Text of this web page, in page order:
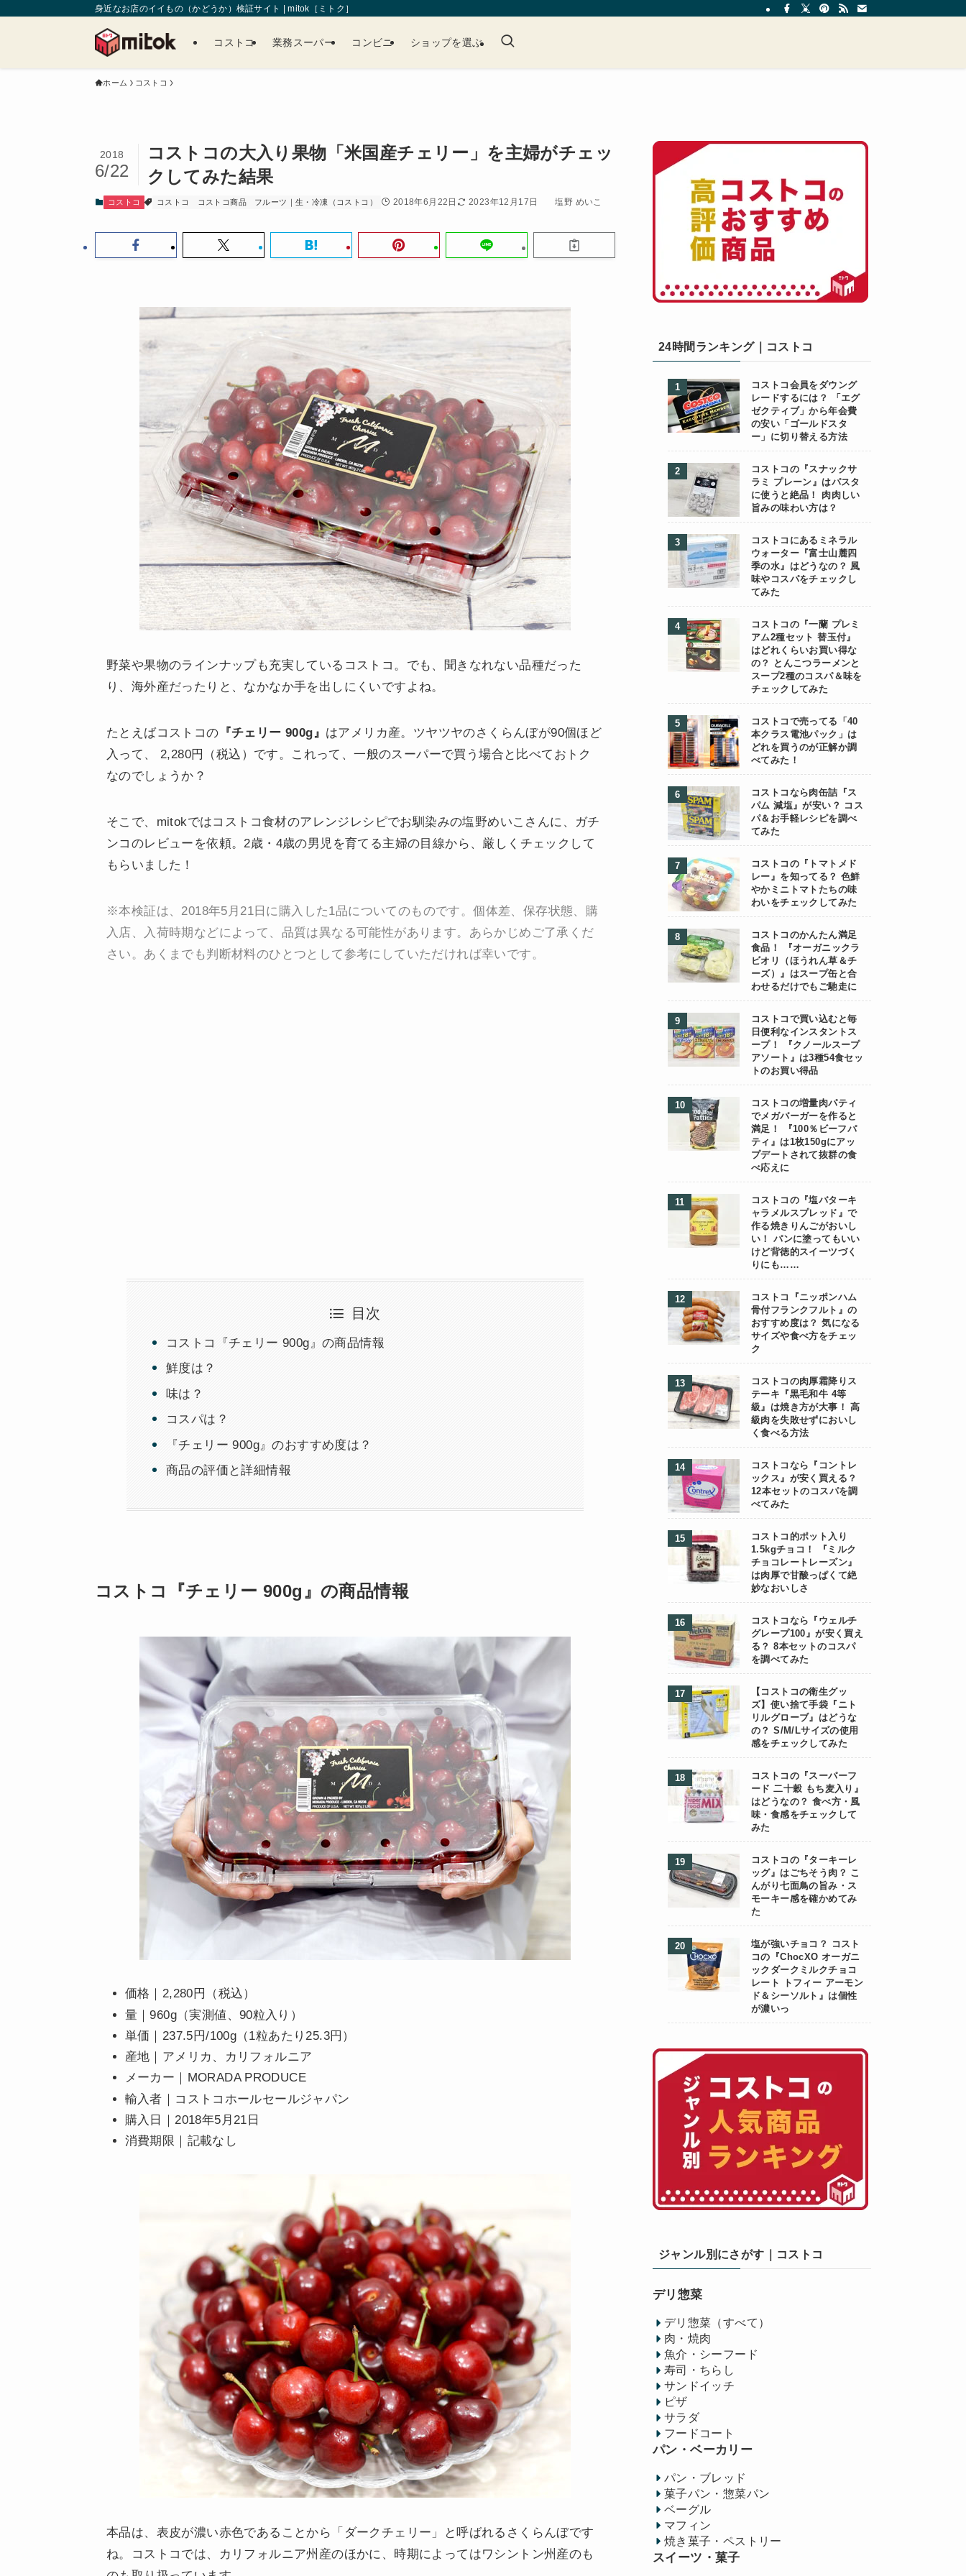
身近なお店のイイもの（かどうか）検証サイト | mitok［ミトク］
コストコ 業務スーパー コンビニ ショップを選ぶ
ホーム コストコ
コストコの大入り果物「米国産チェリー」を主婦がチェッ
クしてみた結果
2018
6/22
コストコ コストコ コストコ商品 フルーツ｜生・冷凍（コストコ） 2018年6月22日 2023年12月17日 塩野 めいこ
野菜や果物のラインナップも充実しているコストコ。でも、聞きなれない品種だった
り、海外産だったりと、なかなか手を出しにくいですよね。
たとえばコストコの 『チェリー 900g』 はアメリカ産。ツヤツヤのさくらんぼが90個ほど
入って、 2,280円（税込）です。これって、一般のスーパーで買う場合と比べておトク
なのでしょうか？
そこで、mitokではコストコ食材のアレンジレシピでお馴染みの塩野めいこさんに、ガチ
ンコのレビューを依頼。2歳・4歳の男児を育てる主婦の目線から、厳しくチェックして
もらいました！
※本検証は、2018年5月21日に購入した1品についてのものです。個体差、保存状態、購
入店、入荷時期などによって、品質は異なる可能性があります。あらかじめご了承くだ
さい。あくまでも判断材料のひとつとして参考にしていただければ幸いです。
目次
コストコ『チェリー 900g』の商品情報
鮮度は？
味は？
コスパは？
『チェリー 900g』のおすすめ度は？
商品の評価と詳細情報
コストコ『チェリー 900g』の商品情報
価格｜2,280円（税込）
量｜960g（実測値、90粒入り）
単価｜237.5円/100g（1粒あたり25.3円）
産地｜アメリカ、カリフォルニア
メーカー｜MORADA PRODUCE
輸入者｜コストコホールセールジャパン
購入日｜2018年5月21日
消費期限｜記載なし
本品は、表皮が濃い赤色であることから「ダークチェリー」と呼ばれるさくらんぼです
ね。コストコでは、カリフォルニア州産のほかに、時期によってはワシントン州産のも
24時間ランキング｜コストコ
コストコ会員をダウング
レードするには？ 「エグ
ゼクティブ」から年会費
の安い「ゴールドスタ
ー」に切り替える方法
コストコの『スナックサ
ラミ プレーン』はパスタ
に使うと絶品！ 肉肉しい
旨みの味わい方は？
コストコにあるミネラル
ウォーター『富士山麓四
季の水』はどうなの？ 風
味やコスパをチェックし
てみた
コストコの『一蘭 プレミ
アム2種セット 替玉付』
はどれくらいお買い得な
の？ とんこつラーメンと
スープ2種のコスパ＆味を
チェックしてみた
コストコで売ってる「40
本クラス電池パック」は
どれを買うのが正解か調
べてみた！
コストコなら肉缶詰『ス
パム 減塩』が安い？ コス
パ＆お手軽レシピを調べ
てみた
コストコの『トマトメド
レー』を知ってる？ 色鮮
やかミニトマトたちの味
わいをチェックしてみた
コストコのかんたん満足
食品！ 『オーガニックラ
ビオリ（ほうれん草＆チ
ーズ）』はスープ缶と合
わせるだけでもご馳走に
コストコで買い込むと毎
日便利なインスタントス
ープ！ 『クノールスープ
アソート』は3種54食セッ
トのお買い得品
コストコの増量肉パティ
でメガバーガーを作ると
満足！ 『100％ビーフパ
ティ』は1枚150gにアッ
プデートされて抜群の食
べ応えに
コストコの『塩バターキ
ャラメルスプレッド』で
作る焼きりんごがおいし
い！ パンに塗ってもいい
けど背徳的スイーツづく
りにも……
コストコ『ニッポンハム
骨付フランクフルト』の
おすすめ度は？ 気になる
サイズや食べ方をチェッ
ク
コストコの肉厚霜降りス
テーキ『黒毛和牛 4等
級』は焼き方が大事！ 高
級肉を失敗せずにおいし
く食べる方法
コストコなら『コントレ
ックス』が安く買える？
12本セットのコスパを調
べてみた
コストコ的ポット入り
1.5kgチョコ！ 『ミルク
チョコレートレーズン』
は肉厚で甘酸っぱくて絶
妙なおいしさ
コストコなら『ウェルチ
グレープ100』が安く買え
る？ 8本セットのコスパ
を調べてみた
【コストコの衛生グッ
ズ】使い捨て手袋『ニト
リルグローブ』はどうな
の？ S/M/Lサイズの使用
感をチェックしてみた
コストコの『スーパーフ
ード 二十穀 もち麦入り』
はどうなの？ 食べ方・風
味・食感をチェックして
みた
コストコの『ターキーレ
ッグ』はごちそう肉？ こ
んがり七面鳥の旨み・ス
モーキー感を確かめてみ
た
塩が強いチョコ？ コスト
コの『ChocXO オーガニ
ックダークミルクチョコ
レート トフィー アーモン
ド＆シーソルト』は個性
が濃いっ
ジャンル別にさがす｜コストコ
デリ惣菜
デリ惣菜（すべて）
肉・焼肉
魚介・シーフード
寿司・ちらし
サンドイッチ
ピザ
サラダ
フードコート
パン・ベーカリー
パン・ブレッド
菓子パン・惣菜パン
ベーグル
マフィン
焼き菓子・ペストリー
スイーツ・菓子